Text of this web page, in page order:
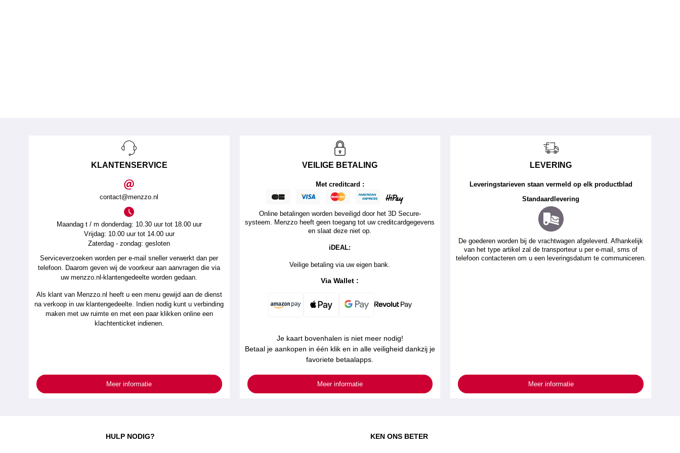
KLANTENSERVICE
contact@menzzo.nl
Maandag t / m donderdag: 10.30 uur tot 18.00 uur
Vrijdag: 10.00 uur tot 14.00 uur
Zaterdag - zondag: gesloten
Serviceverzoeken worden per e-mail sneller verwerkt dan per
telefoon. Daarom geven wij de voorkeur aan aanvragen die via
uw menzzo.nl-klantengedeelte worden gedaan.
Als klant van Menzzo.nl heeft u een menu gewijd aan de dienst
na verkoop in uw klantengedeelte. Indien nodig kunt u verbinding
maken met uw ruimte en met een paar klikken online een
klachtenticket indienen.
Meer informatie
VEILIGE BETALING
Met creditcard :
Online betalingen worden beveiligd door het 3D Secure-
systeem. Menzzo heeft geen toegang tot uw creditcardgegevens
en slaat deze niet op.
iDEAL:
Veilige betaling via uw eigen bank.
Via Wallet :
Je kaart bovenhalen is niet meer nodig!
Betaal je aankopen in één klik en in alle veiligheid dankzij je
favoriete betaalapps.
Meer informatie
LEVERING
Leveringstarieven staan vermeld op elk productblad
Standaardlevering
De goederen worden bij de vrachtwagen afgeleverd. Afhankelijk
van het type artikel zal de transporteur u per e-mail, sms of
telefoon contacteren om u een leveringsdatum te communiceren.
Meer informatie
HULP NODIG? KEN ONS BETER